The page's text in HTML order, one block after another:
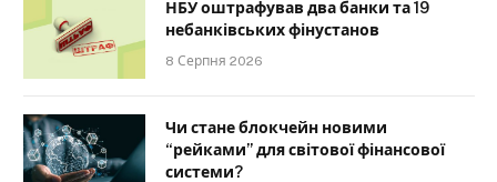
НБУ оштрафував два банки та 19
небанківських фінустанов
8 Серпня 2026
Чи стане блокчейн новими
“рейками” для світової фінансової
системи?